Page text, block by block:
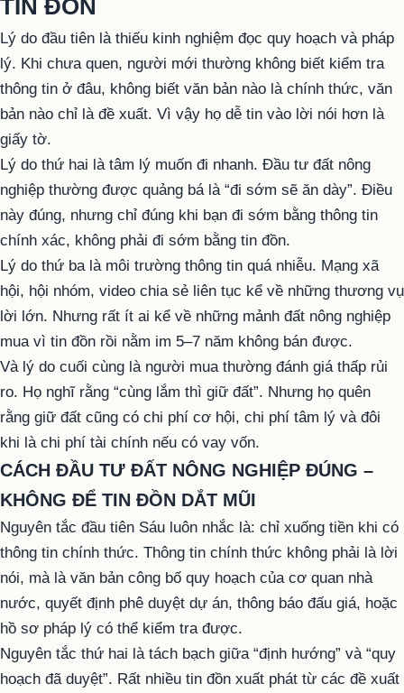
TIN ĐỒN
Lý do đầu tiên là thiếu kinh nghiệm đọc quy hoạch và pháp
lý. Khi chưa quen, người mới thường không biết kiểm tra
thông tin ở đâu, không biết văn bản nào là chính thức, văn
bản nào chỉ là đề xuất. Vì vậy họ dễ tin vào lời nói hơn là
giấy tờ.
Lý do thứ hai là tâm lý muốn đi nhanh. Đầu tư đất nông
nghiệp thường được quảng bá là “đi sớm sẽ ăn dày”. Điều
này đúng, nhưng chỉ đúng khi bạn đi sớm bằng thông tin
chính xác, không phải đi sớm bằng tin đồn.
Lý do thứ ba là môi trường thông tin quá nhiễu. Mạng xã
hội, hội nhóm, video chia sẻ liên tục kể về những thương vụ
lời lớn. Nhưng rất ít ai kể về những mảnh đất nông nghiệp
mua vì tin đồn rồi nằm im 5–7 năm không bán được.
Và lý do cuối cùng là người mua thường đánh giá thấp rủi
ro. Họ nghĩ rằng “cùng lắm thì giữ đất”. Nhưng họ quên
rằng giữ đất cũng có chi phí cơ hội, chi phí tâm lý và đôi
khi là chi phí tài chính nếu có vay vốn.
CÁCH ĐẦU TƯ ĐẤT NÔNG NGHIỆP ĐÚNG –
KHÔNG ĐỂ TIN ĐỒN DẮT MŨI
Nguyên tắc đầu tiên Sáu luôn nhắc là: chỉ xuống tiền khi có
thông tin chính thức. Thông tin chính thức không phải là lời
nói, mà là văn bản công bố quy hoạch của cơ quan nhà
nước, quyết định phê duyệt dự án, thông báo đấu giá, hoặc
hồ sơ pháp lý có thể kiểm tra được.
Nguyên tắc thứ hai là tách bạch giữa “định hướng” và “quy
hoạch đã duyệt”. Rất nhiều tin đồn xuất phát từ các đề xuất